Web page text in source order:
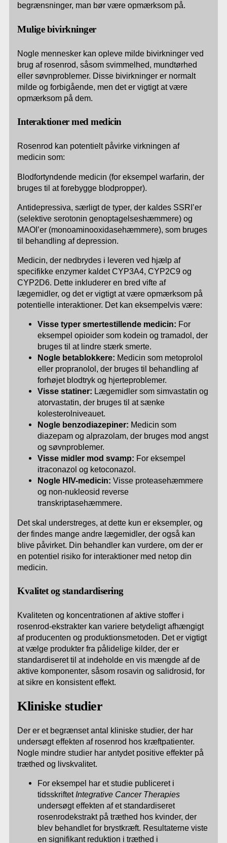
begrænsninger, man bør være opmærksom på.
Mulige bivirkninger
Nogle mennesker kan opleve milde bivirkninger ved
brug af rosenrod, såsom svimmelhed, mundtørhed
eller søvnproblemer. Disse bivirkninger er normalt
milde og forbigående, men det er vigtigt at være
opmærksom på dem.
Interaktioner med medicin
Rosenrod kan potentielt påvirke virkningen af
medicin som:
Blodfortyndende medicin (for eksempel warfarin, der
bruges til at forebygge blodpropper).
Antidepressiva, særligt de typer, der kaldes SSRI’er
(selektive serotonin genoptagelseshæmmere) og
MAOI’er (monoaminooxidasehæmmere), som bruges
til behandling af depression.
Medicin, der nedbrydes i leveren ved hjælp af
specifikke enzymer kaldet CYP3A4, CYP2C9 og
CYP2D6. Dette inkluderer en bred vifte af
lægemidler, og det er vigtigt at være opmærksom på
potentielle interaktioner. Det kan eksempelvis være:
Visse typer smertestillende medicin: For
eksempel opioider som kodein og tramadol, der
bruges til at lindre stærk smerte.
Nogle betablokkere: Medicin som metoprolol
eller propranolol, der bruges til behandling af
forhøjet blodtryk og hjerteproblemer.
Visse statiner: Lægemidler som simvastatin og
atorvastatin, der bruges til at sænke
kolesterolniveauet.
Nogle benzodiazepiner: Medicin som
diazepam og alprazolam, der bruges mod angst
og søvnproblemer.
Visse midler mod svamp: For eksempel
itraconazol og ketoconazol.
Nogle HIV-medicin: Visse proteasehæmmere
og non-nukleosid reverse
transkriptasehæmmere.
Det skal understreges, at dette kun er eksempler, og
der findes mange andre lægemidler, der også kan
blive påvirket. Din behandler kan vurdere, om der er
en potentiel risiko for interaktioner med netop din
medicin.
Kvalitet og standardisering
Kvaliteten og koncentrationen af aktive stoffer i
rosenrod-ekstrakter kan variere betydeligt afhængigt
af producenten og produktionsmetoden. Det er vigtigt
at vælge produkter fra pålidelige kilder, der er
standardiseret til at indeholde en vis mængde af de
aktive komponenter, såsom rosavin og salidrosid, for
at sikre en konsistent effekt.
Kliniske studier
Der er et begrænset antal kliniske studier, der har
undersøgt effekten af rosenrod hos kræftpatienter.
Nogle mindre studier har antydet positive effekter på
træthed og livskvalitet.
For eksempel har et studie publiceret i
tidsskriftet Integrative Cancer Therapies
undersøgt effekten af et standardiseret
rosenrodekstrakt på træthed hos kvinder, der
blev behandlet for brystkræft. Resultaterne viste
en signifikant reduktion i træthed i